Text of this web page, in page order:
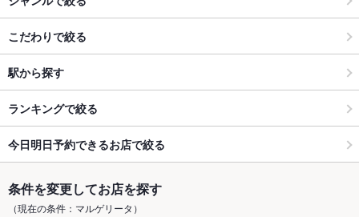
こだわりで絞る
駅から探す
ランキングで絞る
今日明日予約できるお店で絞る
条件を変更してお店を探す
（現在の条件：マルゲリータ）